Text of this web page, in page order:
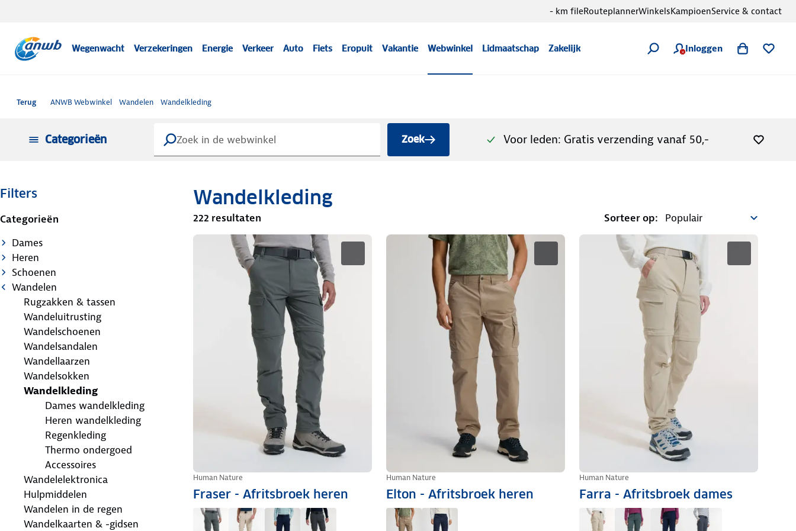
Wegenwacht Verzekeringen Energie Verkeer Auto Fiets Eropuit Vakantie Webwinkel Lidmaatschap Zakelijk Inloggen
- km fileRouteplannerWinkelsKampioenService & contact
Terug ANWB Webwinkel Wandelen Wandelkleding
Categorieën Zoek Voor leden: Gratis verzending vanaf 50,-
Filters
Categorieën
Dames
Heren
Schoenen
Wandelen
Rugzakken & tassen
Wandeluitrusting
Wandelschoenen
Wandelsandalen
Wandellaarzen
Wandelsokken
Wandelkleding
Dames wandelkleding
Heren wandelkleding
Regenkleding
Thermo ondergoed
Accessoires
Wandelelektronica
Hulpmiddelen
Wandelen in de regen
Wandelkaarten & -gidsen
Wandelkleding
222 resultaten Sorteer op:
Human Nature
Fraser - Afritsbroek heren
Human Nature
Elton - Afritsbroek heren
Human Nature
Farra - Afritsbroek dames